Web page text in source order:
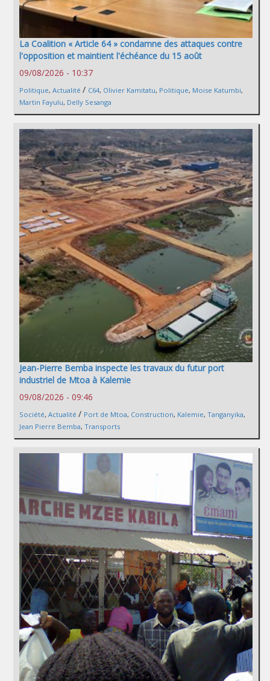
La Coalition « Article 64 » condamne des attaques contre
l'opposition et maintient l'échéance du 15 août
09/08/2026 - 10:37
Politique, Actualité / C64, Olivier Kamitatu, Politique, Moise Katumbi,
Martin Fayulu, Delly Sesanga
Jean-Pierre Bemba inspecte les travaux du futur port
industriel de Mtoa à Kalemie
09/08/2026 - 09:46
Société, Actualité / Port de Mtoa, Construction, Kalemie, Tanganyika,
Jean Pierre Bemba, Transports